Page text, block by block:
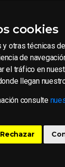
cookies
otras técnicas
de
el tráfico en
llegan
consulte
Rechazar